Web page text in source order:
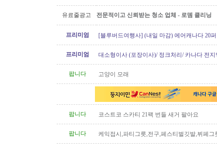
유료줄광고 전문적이고 신뢰받는 청소 업체 - 로뎀 클리닝
프리미엄
[블루버드여행사] (내일 마감) 에어캐나다 20
프리미엄
대소형이사 (포장이사)/ 정크처리/ 카나다 전
팝니다
고양이 모래
팝니다 코스트코 스카티 21팩 번들 새거 팔아요
팝니다 케익접시,파티그릇,전구,페스티벌깃발,뷔페그